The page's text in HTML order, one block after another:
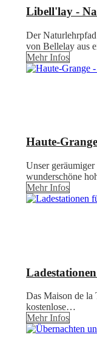
Libell'lay -
Der
von Bellelay aus
Mehr Infos
Haute-
Unser
wunderschöne
Mehr Infos
Das Maison de la
kostenlose…
Mehr Infos